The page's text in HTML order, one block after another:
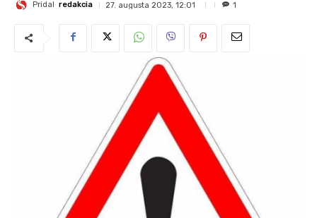
Pridal redakcia 27. augusta 2023, 12:01 1